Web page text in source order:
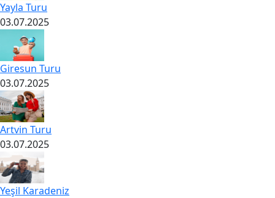
Yayla Turu
03.07.2025
Giresun Turu
03.07.2025
Artvin Turu
03.07.2025
Yeşil Karadeniz